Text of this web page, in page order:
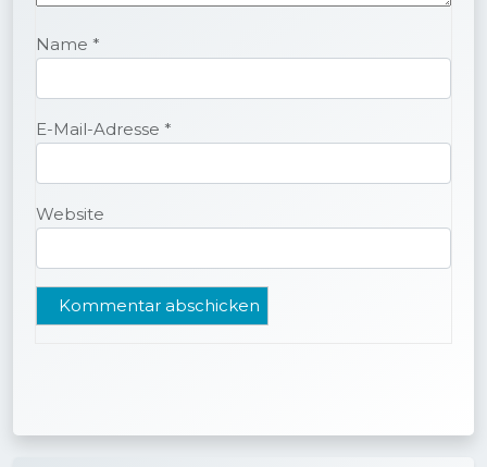
Name *
E-Mail-Adresse *
Website